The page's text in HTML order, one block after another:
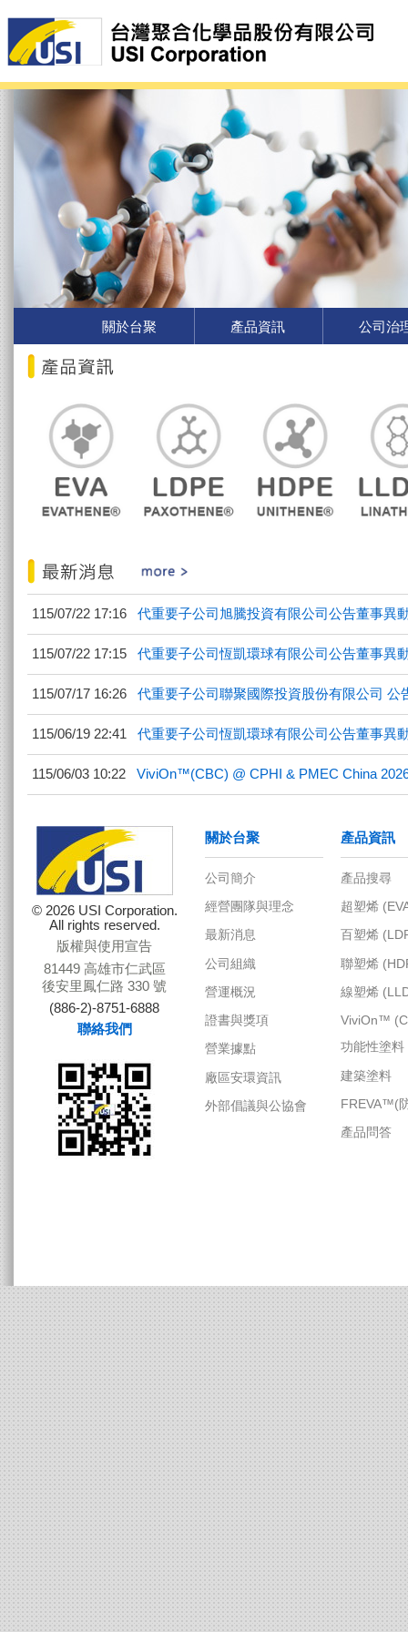
關於台聚 產品資訊 公司治
115/07/22 17:16 代重要子公司旭騰投資有限公司公告董事異
115/07/22 17:15 代重要子公司恆凱環球有限公司公告董事異
115/07/17 16:26 代重要子公司聯聚國際投資股份有限公司 公告減資變
115/06/19 22:41 代重要子公司恆凱環球有限公司公告董事異
115/06/03 10:22 ViviOn™(CBC) @ CPHI & PMEC China
© 2026 USI Corporation.
All rights reserved.
版權與使用宣告
81449 高雄市仁武區
後安里鳳仁路 330 號
(886-2)-8751-6888
聯絡我們
經營團隊與理念
最新消息
公司組織
營運概況
證書與獎項
營業據點
超塑烯
百塑烯
聯塑烯
線塑烯
功能性
建築塗